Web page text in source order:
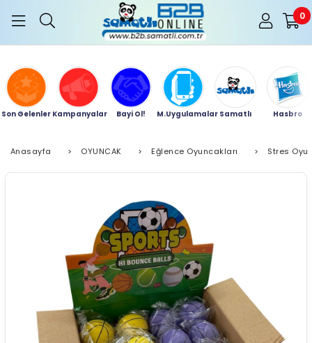
0
Son Gelenler Kampanyalar Bayi Ol! M.Uygulamalar Samatlı Hasbro
Anasayfa > OYUNCAK > Eğlence Oyuncakları > Stres